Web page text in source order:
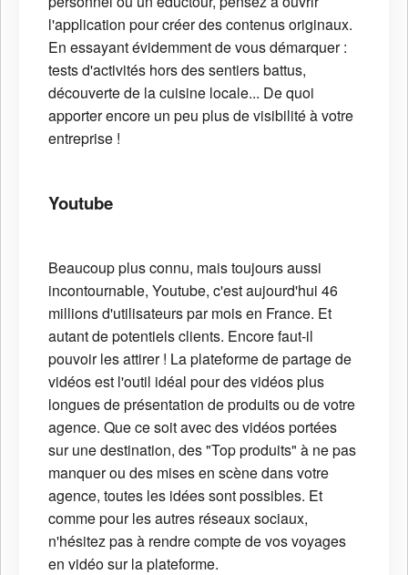
l'application pour créer des contenus originaux.
En essayant évidemment de vous démarquer :
tests d'activités hors des sentiers battus,
découverte de la cuisine locale... De quoi
apporter encore un peu plus de visibilité à votre
entreprise !
Youtube
Beaucoup plus connu, mais toujours aussi
incontournable, Youtube, c'est aujourd'hui 46
millions d'utilisateurs par mois en France. Et
autant de potentiels clients. Encore faut-il
pouvoir les attirer ! La plateforme de partage de
vidéos est l'outil idéal pour des vidéos plus
longues de présentation de produits ou de votre
agence. Que ce soit avec des vidéos portées
sur une destination, des "Top produits" à ne pas
manquer ou des mises en scène dans votre
agence, toutes les idées sont possibles. Et
comme pour les autres réseaux sociaux,
n'hésitez pas à rendre compte de vos voyages
en vidéo sur la plateforme.